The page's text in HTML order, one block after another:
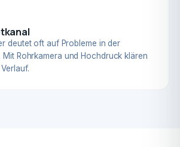
deutet oft auf Probleme in der
Mit Rohrkamera und Hochdruck klären